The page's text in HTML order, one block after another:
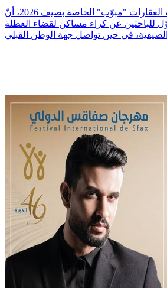
أظهرت بيانات منصّة العقارات "مبوّب" الخاصة بصيف 2026، أنّ
للباحثين عن كراء مساكن لقضاء العطلة